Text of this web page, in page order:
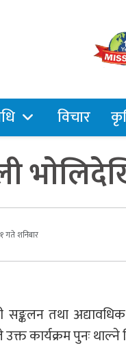
विचार
गते शनिबार
सङ्कलन तथा
कार्यक्रम पुनः थाल्ने